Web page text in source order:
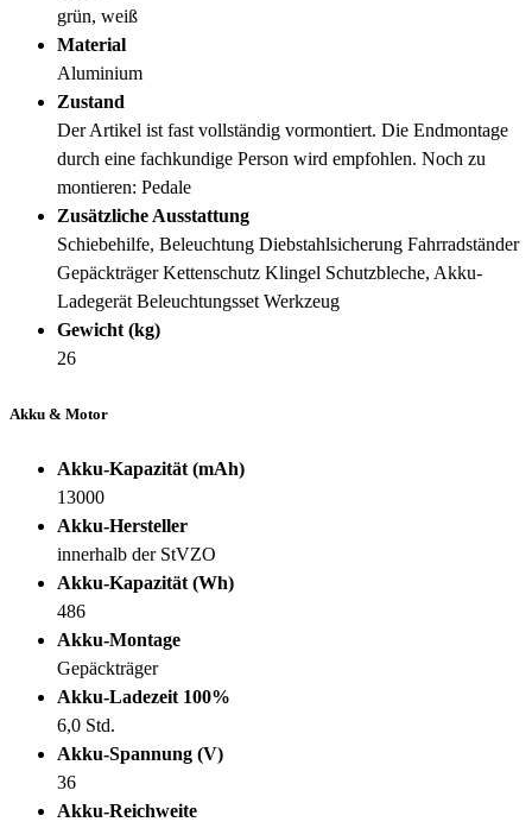
grün, weiß
Material
Aluminium
Zustand
Der Artikel ist fast vollständig vormontiert. Die Endmontage
durch eine fachkundige Person wird empfohlen. Noch zu
montieren: Pedale
Zusätzliche Ausstattung
Schiebehilfe, Beleuchtung Diebstahlsicherung Fahrradständer
Gepäckträger Kettenschutz Klingel Schutzbleche, Akku-
Ladegerät Beleuchtungsset Werkzeug
Gewicht (kg)
26
Akku & Motor
Akku-Kapazität (mAh)
13000
Akku-Hersteller
innerhalb der StVZO
Akku-Kapazität (Wh)
486
Akku-Montage
Gepäckträger
Akku-Ladezeit 100%
6,0 Std.
Akku-Spannung (V)
36
Akku-Reichweite